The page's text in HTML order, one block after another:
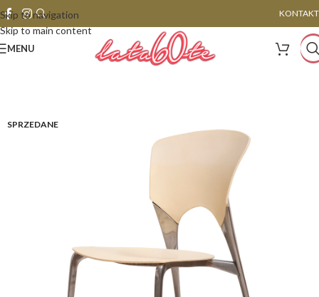
Skip to navigation
Skip to main content
KONTAKT
MENU
SPRZEDANE